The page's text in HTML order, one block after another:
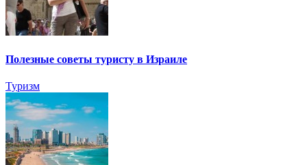
Полезные советы туристу в Израиле
Туризм